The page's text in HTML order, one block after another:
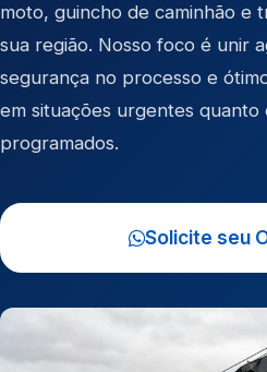
moto, guincho de caminhão e
sua região. Nosso foco é unir
segurança no processo e
em situações urgentes quanto
programados.
Solicite seu